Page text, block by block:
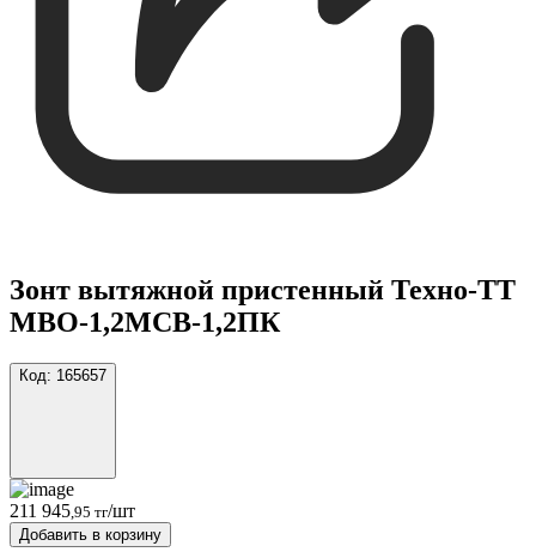
Зонт вытяжной пристенный Техно-ТТ
МВО-1,2МСВ-1,2ПК
Код: 165657
211 945 ,95 тг/шт
Добавить в корзину